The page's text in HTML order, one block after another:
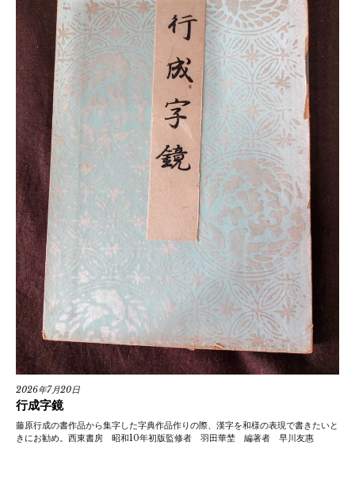
2026年7月20日
行成字鏡
藤原行成の書作品から集字した字典作品作りの際、漢字を和様の表現で書きたいと
きにお勧め。西東書房 昭和10年初版監修者 羽田華埜 編著者 早川友惠